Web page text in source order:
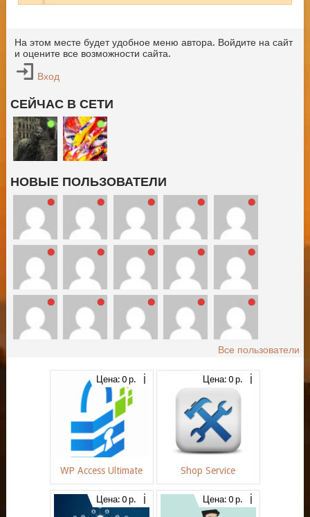
На этом месте будет удобное меню автора. Войдите на сайт
и оцените все возможности сайта.
Вход
СЕЙЧАС В СЕТИ
НОВЫЕ ПОЛЬЗОВАТЕЛИ
Все пользователи
Цена: 0 р.
WP Access Ultimate
Цена: 0 р.
Shop Service
Цена: 0 р. Цена: 0 р.